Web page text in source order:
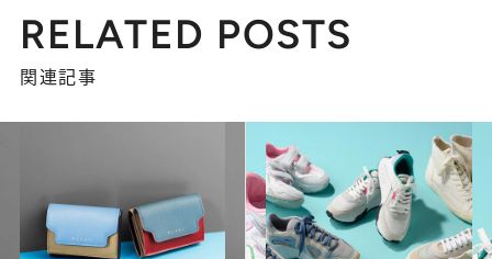
RELATED POSTS
関連記事